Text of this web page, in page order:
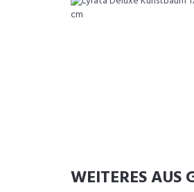
WEITERES AUS